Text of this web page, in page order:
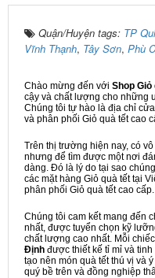
Quận/Huyện tags: TP
Vĩnh Thạnh, Tây Sơn, Phù
Chào mừng đến với Shop
cậy và chất lượng cho những
Chúng tôi tự hào là địa chỉ
và phân phối Giỏ quà tết cao
Trên thị trường hiện nay, có
nhưng để tìm được một nơi
dàng. Đó là lý do tại sao
các mặt hàng Giỏ quà tết tại
phân phối Giỏ quà tết cao cấp.
Chúng tôi cam kết mang đến
nhất, được tuyển chọn kỹ
chất lượng cao nhất. Mỗi
Định được thiết kế tỉ mỉ và
tạo nên món quà tết thú vị và
quý bề trên và đồng nghiệp